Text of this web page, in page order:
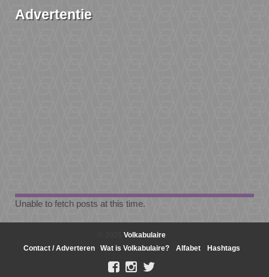
Advertentie
Unable to fetch posts at this time.
Volkabulaire
Contact / Adverteren
Wat is Volkabulaire? Alfabet Hashtags